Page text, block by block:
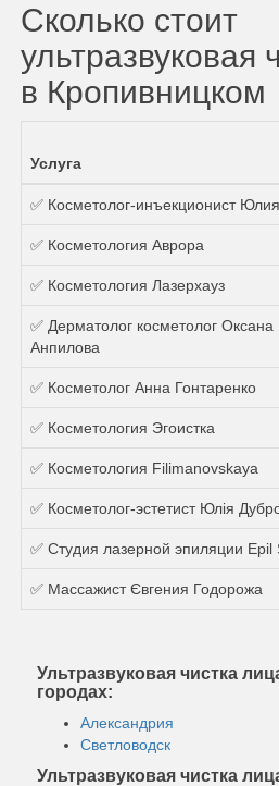
Сколько стоит
ультразвуковая
в Кропивницком
Услуга
✅ Косметолог-инъекционист
✅ Косметология Аврора
✅ Косметология Лазерхауз
✅ Дерматолог косметолог Оксана
Анпилова
✅ Косметолог Анна Гонтаренко
✅ Косметология Эгоистка
✅ Косметология Filimanovskaya
✅ Косметолог-эстетист Юлія
✅ Студия лазерной эпиляции Epil
✅ Массажист Євгения Годорожа
Ультразвуковая чистка
городах:
Александрия
Светловодск
Ультразвуковая чистка